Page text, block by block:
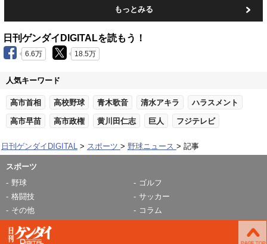
もっとみる
日刊ゲンダイDIGITALを読もう！
6.6万 18.5万
人気キーワード
高市首相 高校野球 青木歌音 清水アキラ ハラスメント
高市早苗 高市政権 黄川田仁志 巨人 フジテレビ
日刊ゲンダイDIGITAL スポーツ 野球ニュース 記事
スポーツ
野球
ゴルフ
格闘技
サッカー
その他
コラム